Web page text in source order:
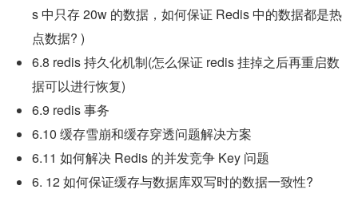
s 中只存 20w 的数据，如何保证 Redis 中的数据都是热
点数据? )
6.8 redis 持久化机制(怎么保证 redis 挂掉之后再重启数
据可以进行恢复)
6.9 redis 事务
6.10 缓存雪崩和缓存穿透问题解决方案
6.11 如何解决 Redis 的并发竞争 Key 问题
6. 12 如何保证缓存与数据库双写时的数据一致性?